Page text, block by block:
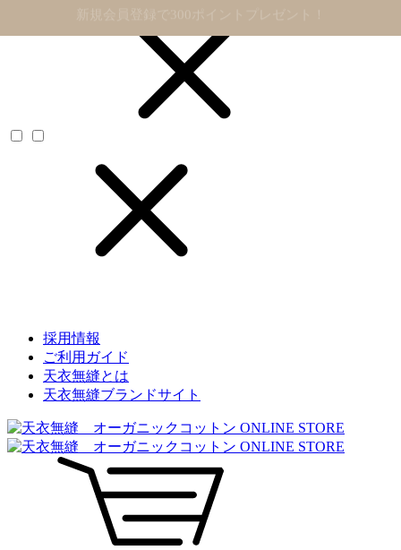
11,000円以上で送料無料
採用情報
ご利用ガイド
天衣無縫とは
天衣無縫ブランドサイト